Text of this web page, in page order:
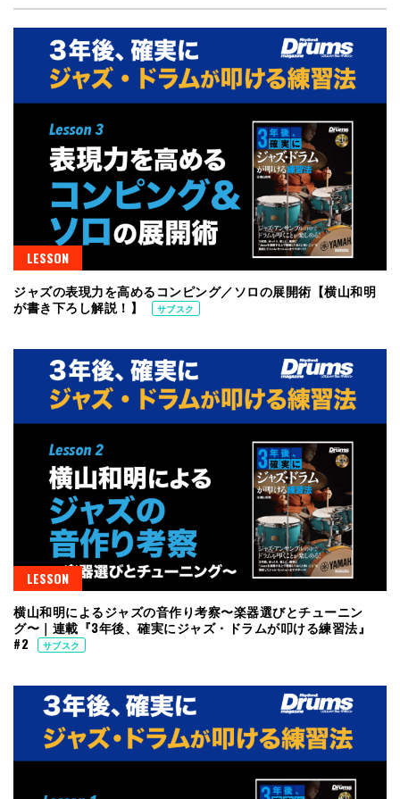
LESSON
ジャズの表現力を高めるコンピング／ソロの展開術【横山和明
が書き下ろし解説！】
サブスク
LESSON
横山和明によるジャズの音作り考察〜楽器選びとチューニン
グ〜｜連載『3年後、確実にジャズ・ドラムが叩ける練習法』
#2
サブスク